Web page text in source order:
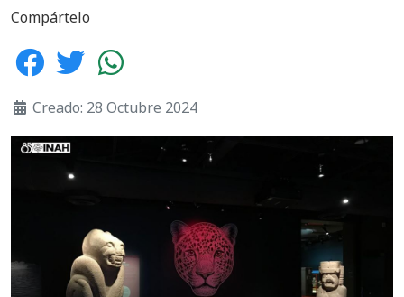
Compártelo
Creado: 28 Octubre 2024